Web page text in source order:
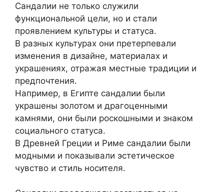
Сандалии не только служили
функциональной цели, но и стали
проявлением культуры и статуса.
В разных культурах они претерпевали
изменения в дизайне, материалах и
украшениях, отражая местные традиции и
предпочтения.
Например, в Египте сандалии были
украшены золотом и драгоценными
камнями, они были роскошными и знаком
социального статуса.
В Древней Греции и Риме сандалии были
модными и показывали эстетическое
чувство и стиль носителя.